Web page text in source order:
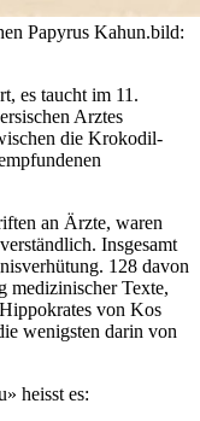
Papyrus Kahun.bild:
es taucht im 11.
Arztes
die Krokodil-
an Ärzte, waren
Insgesamt
128 davon
medizinischer Texte,
von Kos
wenigsten darin von
heisst es: